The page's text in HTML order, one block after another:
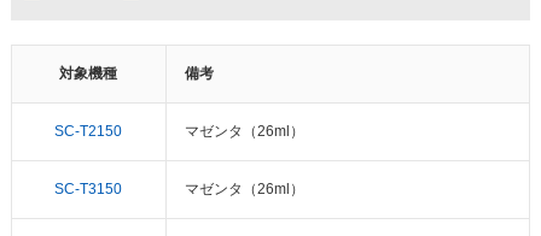
対象機種 備考
SC-T2150 マゼンタ（26ml）
SC-T3150 マゼンタ（26ml）